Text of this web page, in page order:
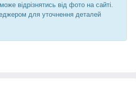
відрізнятись від фото на сайті.
для уточнення деталей